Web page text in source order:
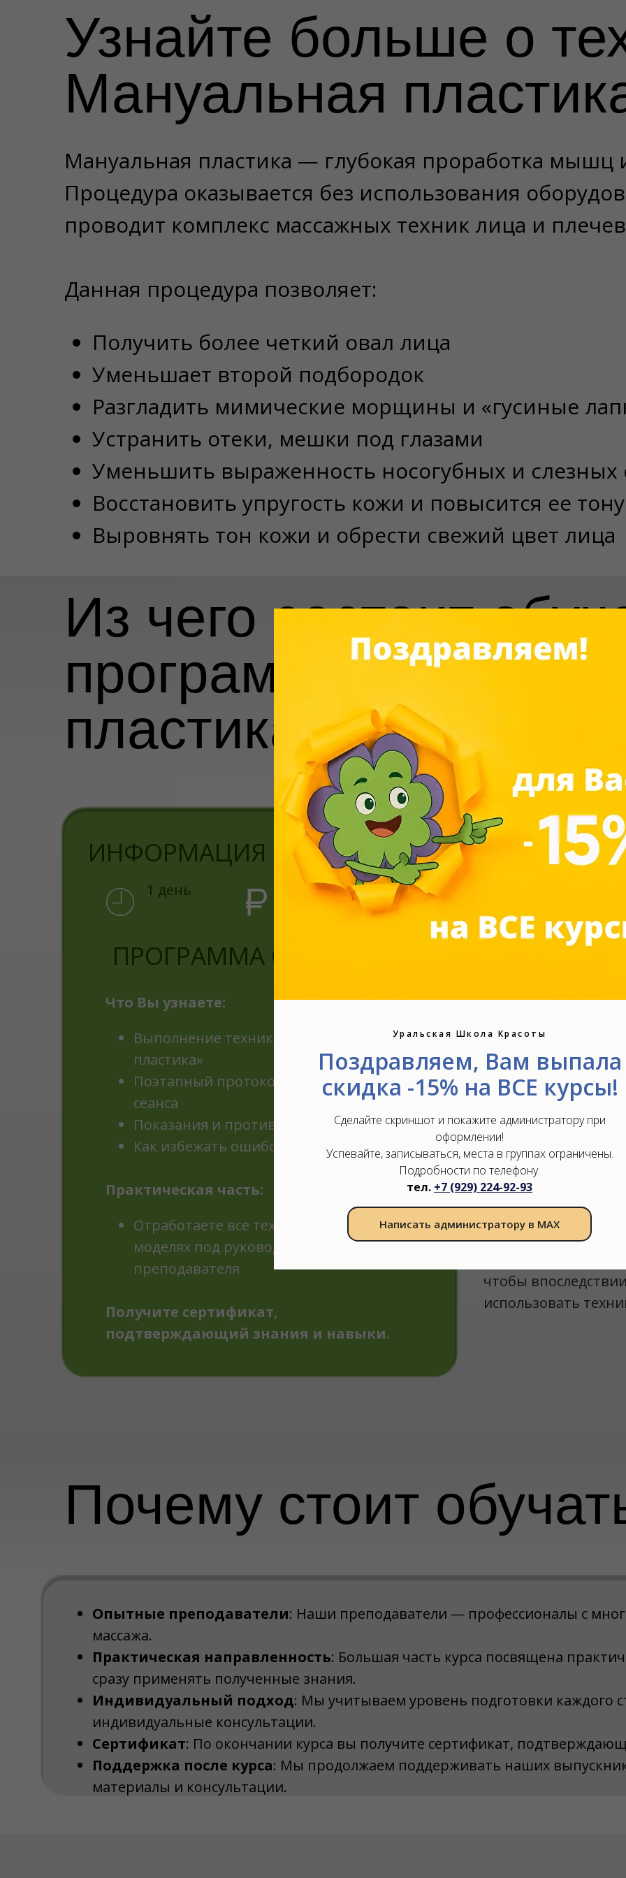
Уральская Школа Красоты
Поздравляем, Вам выпала
скидка -15% на ВСЕ курсы!
Сделайте скриншот и покажите администратору при
оформлении!
Успевайте, записываться, места в группах ограничены.
Подробности по телефону.
тел. +7 (929) 224-92-93
Написать администратору в МАХ
Узнайте больше о
Мануальная
Мануальная пластика — глубокая проработка мышц
Процедура оказывается без использования
проводит комплекс массажных техник лица и
Данная процедура позволяет:
Получить более четкий овал лица
Уменьшает второй подбородок
Разгладить мимические морщины и «гусиные
Устранить отеки, мешки под глазами
Уменьшить выраженность носогубных и слезных
Восстановить упругость кожи и повысится ее
Выровнять тон кожи и обрести свежий цвет лица
Из чего состоит
программа
пластика
ИНФОРМАЦИЯ О СЕМИНАРЕ
1 день
стоимость обучения
ПРОГРАММА СЕМИНАРА
Что Вы узнаете:
Выполнение техники «Мануальная
пластика»
Поэтапный протокол проведения
сеанса
Показания и противопоказания
Как избежать ошибок и осложнений
Практическая часть:
Отработаете все техники массажа на
моделях под руководством опытного
преподавателя
Получите сертификат,
подтверждающий знания и навыки.
Проходя семинар
чтобы
использовать
Почему стоит
Опытные преподаватели: Наши преподаватели — профессионалы с
массажа.
Практическая направленность: Большая часть курса посвящена
сразу применять полученные знания.
Индивидуальный подход: Мы учитываем уровень подготовки каждого
индивидуальные консультации.
Сертификат: По окончании курса вы получите сертификат,
Поддержка после курса: Мы продолжаем поддерживать наших
материалы и консультации.